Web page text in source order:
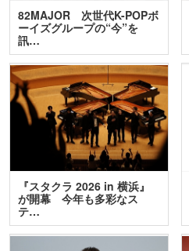
82MAJOR 次世代K-POPボ
ーイズグループの“今”を
訊…
『スタクラ 2026 in 横浜』
が開幕 今年も多彩なス
テ…